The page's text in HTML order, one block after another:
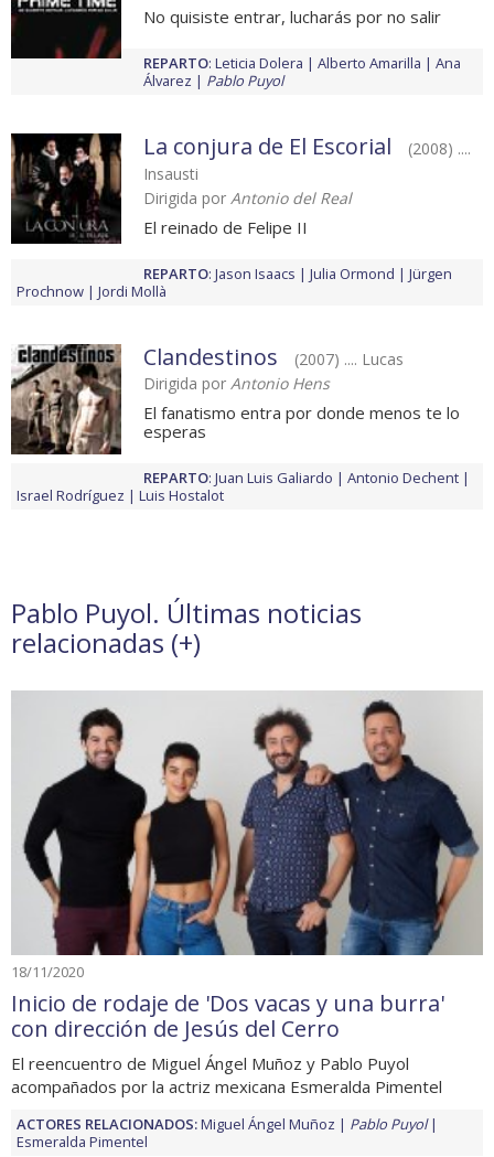
No quisiste entrar, lucharás por no salir
REPARTO: Leticia Dolera Alberto Amarilla
Ana
Álvarez
Pablo Puyol
La conjura de El Escorial
(2008) ....
Insausti
Dirigida por Antonio del Real
El reinado de Felipe II
REPARTO: Jason Isaacs Julia Ormond
Jürgen
Prochnow
Jordi Mollà
Clandestinos
(2007) .... Lucas
Dirigida por Antonio Hens
El fanatismo entra por donde menos te lo
esperas
REPARTO: Juan Luis Galiardo
Antonio Dechent
Israel Rodríguez
Luis Hostalot
Pablo Puyol. Últimas noticias
relacionadas (+)
18/11/2020
Inicio de rodaje de 'Dos vacas y una burra'
con dirección de Jesús del Cerro
El reencuentro de Miguel Ángel Muñoz y Pablo Puyol
acompañados por la actriz mexicana Esmeralda Pimentel
ACTORES RELACIONADOS:Miguel Ángel Muñoz
Pablo Puyol
Esmeralda Pimentel